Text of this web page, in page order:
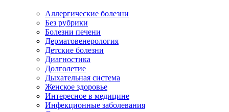
Аллергические болезни
Без рубрики
Болезни печени
Дерматовенерология
Детские болезни
Диагностика
Долголетие
Дыхательная система
Женское здоровье
Интересное в медицине
Инфекционные заболевания